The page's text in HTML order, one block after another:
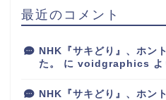
最近のコメント
NHK『サキどり』、ホン
た。
に voidgraphics よ
NHK『サキどり』、ホン